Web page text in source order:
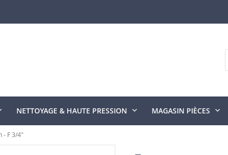
NETTOYAGE & HAUTE PRESSION MAGASIN PIÈCES
- F 3/4"